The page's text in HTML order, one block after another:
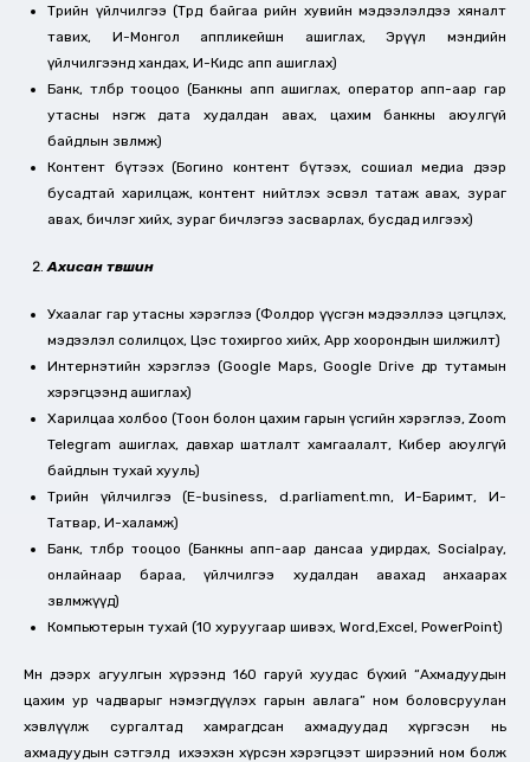
Төрийн үйлчилгээ (Төрд байгаа өөрийн хувийн мэдээлэлдээ хяналт
тавих, И-Монгол аппликейшн ашиглах, Эрүүл мэндийн
үйлчилгээнд хандах, И-Кидс апп ашиглах)
Банк, төлбөр тооцоо (Банкны апп ашиглах, оператор апп-аар гар
утасны нэгж дата худалдан авах, цахим банкны аюулгүй
байдлын зөвлөмж)
Контент бүтээх (Богино контент бүтээх, сошиал медиа дээр
бусадтай харилцаж, контент нийтлэх эсвэл татаж авах, зураг
авах, бичлэг хийх, зураг бичлэгээ засварлах, бусдад илгээх)
Ахисан түвшин
Ухаалаг гар утасны хэрэглээ (Фолдор үүсгэн мэдээллээ цэгцлэх,
мэдээлэл солилцох, Цэс тохиргоо хийх, App хоорондын шилжилт)
Интернэтийн хэрэглээ (Google Maps, Google Drive өдөр тутамын
хэрэгцээнд ашиглах)
Харилцаа холбоо (Тоон болон цахим гарын үсгийн хэрэглээ, Zoom
Telegram ашиглах, давхар шатлалт хамгаалалт, Кибер аюулгүй
байдлын тухай хууль)
Төрийн үйлчилгээ (E-business, d.parliament.mn, И-Баримт, И-
Татвар, И-халамж)
Банк, төлбөр тооцоо (Банкны апп-аар дансаа удирдах, Socialpay,
онлайнаар бараа, үйлчилгээ худалдан авахад анхаарах
зөвлөмжүүд)
Компьютерын тухай (10 хуруугаар шивэх, Word,Excel, PowerPoint)
Мөн дээрх агуулгын хүрээнд 160 гаруй хуудас бүхий “Ахмадуудын
цахим ур чадварыг нэмэгдүүлэх гарын авлага” ном боловсруулан
хэвлүүлж сургалтад хамрагдсан ахмадуудад хүргэсэн нь
ахмадуудын сэтгэлд ихээхэн хүрсэн хэрэгцээт ширээний ном болж